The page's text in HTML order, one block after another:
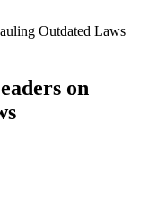
Outdated Laws
on